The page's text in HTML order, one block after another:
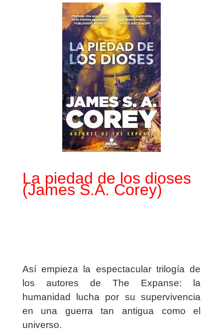
La piedad de los dioses
(James S.A. Corey)
Así empieza la espectacular trilogía de
los autores deThe Expanse: la
humanidad lucha por su supervivencia
en una guerra tan antigua como el
universo.